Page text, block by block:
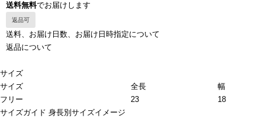
送料無料でお届けします
返品可
送料、お届け日数、お届け日時指定について
返品について
サイズ
サイズ
全長
幅
フリー
23
18
サイズガイド 身長別サイズイメージ